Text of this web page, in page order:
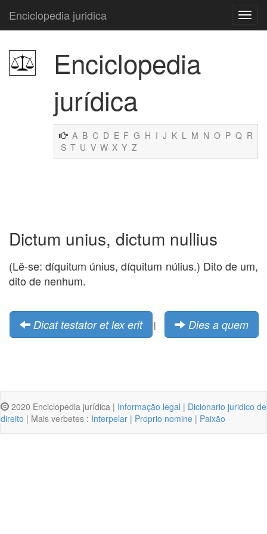
Enciclopedia juridica
Enciclopedia
jurídica
A B C D E F G H I J K L M N O P Q R
S T U V W X Y Z
Dictum unius, dictum nullius
(Lê-se: díquitum únius, díquitum núlius.) Dito de um,
dito de nenhum.
Dicat testator et lex erit | Dies a quem
2020 Enciclopedia jurídica | Informação legal | Dicionario juridico de
direito | Mais verbetes : Interpelar | Proprio nomine | Paixão